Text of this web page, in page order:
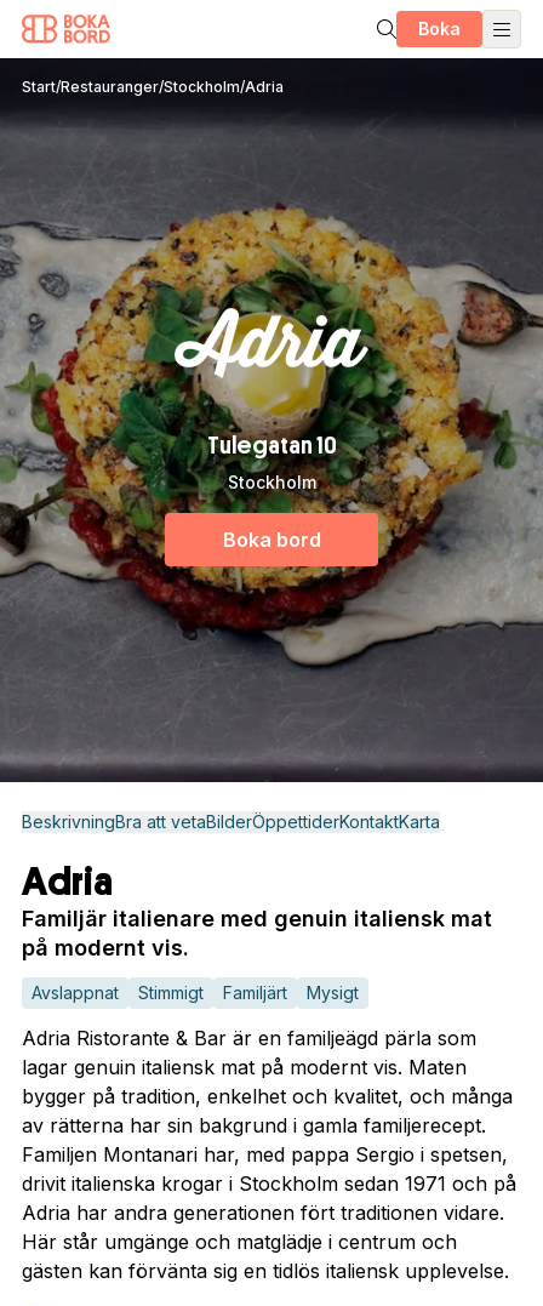
Boka
Start/Restauranger/Stockholm/Adria
Tulegatan 10
Stockholm
Boka bord
BeskrivningBra att vetaBilderÖppettiderKontaktKarta
Adria
Familjär italienare med genuin italiensk mat
på modernt vis.
Avslappnat Stimmigt Familjärt Mysigt
Adria Ristorante & Bar är en familjeägd pärla som
lagar genuin italiensk mat på modernt vis. Maten
bygger på tradition, enkelhet och kvalitet, och många
av rätterna har sin bakgrund i gamla familjerecept.
Familjen Montanari har, med pappa Sergio i spetsen,
drivit italienska krogar i Stockholm sedan 1971 och på
Adria har andra generationen fört traditionen vidare.
Här står umgänge och matglädje i centrum och
gästen kan förvänta sig en tidlös italiensk upplevelse.